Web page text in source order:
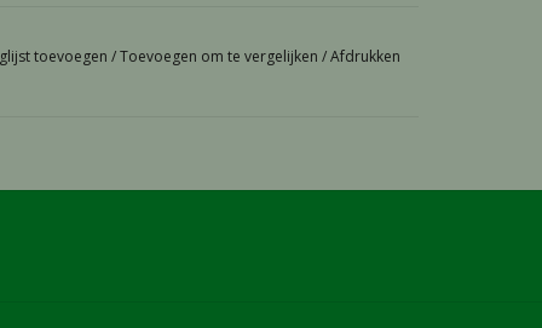
toevoegen /Toevoegen om te vergelijken /Afdrukken